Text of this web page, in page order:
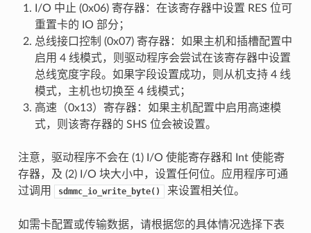
I/O 中止 (0x06) 寄存器：在该寄存器中设置 RES 位可
重置卡的 IO 部分；
总线接口控制 (0x07) 寄存器：如果主机和插槽配置中
启用 4 线模式，则驱动程序会尝试在该寄存器中设置
总线宽度字段。如果字段设置成功，则从机支持 4 线
模式，主机也切换至 4 线模式；
高速（0x13）寄存器：如果主机配置中启用高速模
式，则该寄存器的 SHS 位会被设置。
注意，驱动程序不会在 (1) I/O 使能寄存器和 Int 使能寄
存器，及 (2) I/O 块大小中，设置任何位。应用程序可通
过调用
sdmmc_io_write_byte() 来设置相关位。
如需卡配置或传输数据，请根据您的具体情况选择下表